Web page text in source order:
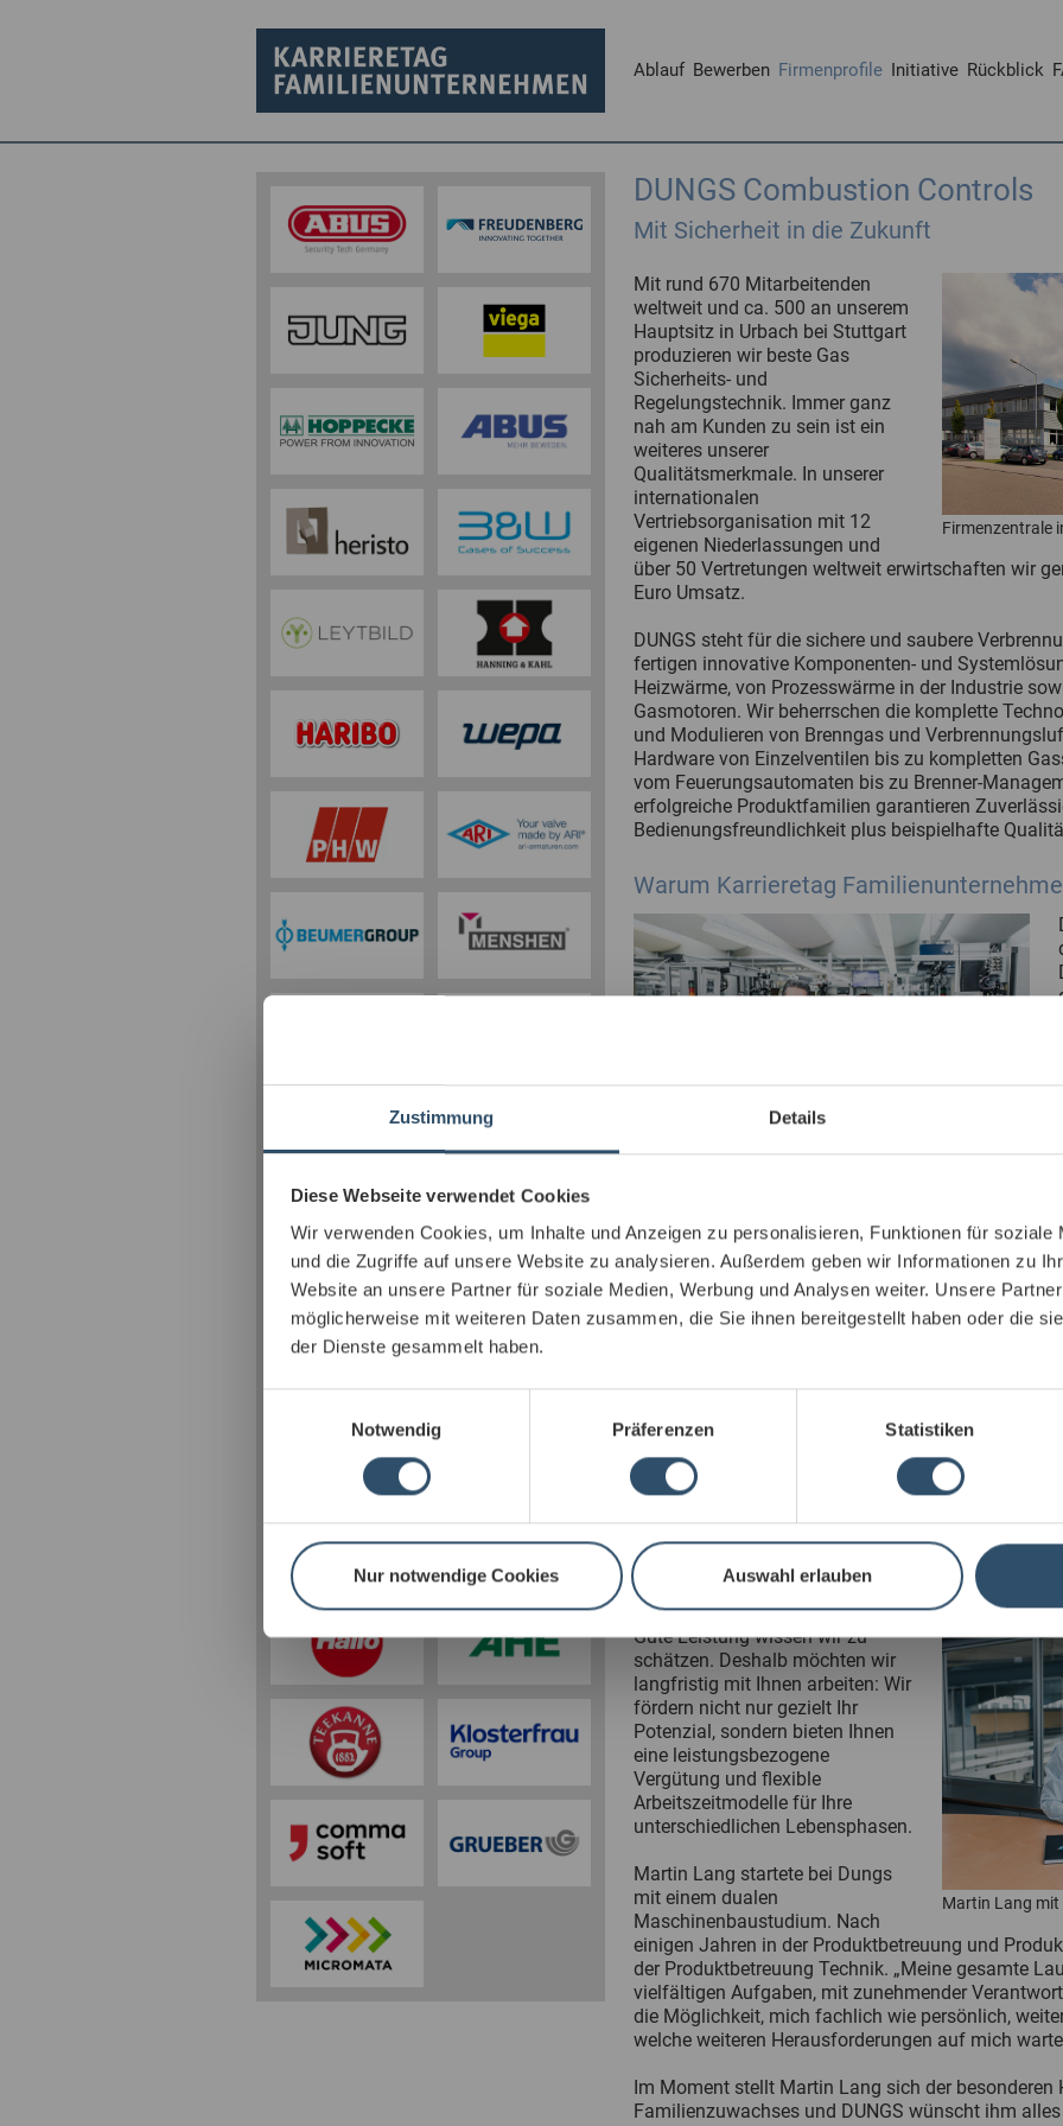
Zustimmung Details
Diese Webseite verwendet Cookies
Wir verwenden Cookies, um Inhalte und Anzeigen zu personalisieren, Funktionen für soziale
und die Zugriffe auf unsere Website zu analysieren. Außerdem geben wir Informationen zu
Website an unsere Partner für soziale Medien, Werbung und Analysen weiter. Unsere
möglicherweise mit weiteren Daten zusammen, die Sie ihnen bereitgestellt haben oder die
der Dienste gesammelt haben.
Notwendig
Präferenzen Statistiken
Nur notwendige Cookies Auswahl erlauben
Ablauf Bewerben Firmenprofile Initiative Rückblick
DUNGS Combustion Controls
Mit Sicherheit in die Zukunft
Firmenzentrale
Mit rund 670 Mitarbeitenden
weltweit und ca. 500 an unserem
Hauptsitz in Urbach bei Stuttgart
produzieren wir beste Gas
Sicherheits- und
Regelungstechnik. Immer ganz
nah am Kunden zu sein ist ein
weiteres unserer
Qualitätsmerkmale. In unserer
internationalen
Vertriebsorganisation mit 12
eigenen Niederlassungen und
über 50 Vertretungen weltweit erwirtschaften wir
Euro Umsatz.
DUNGS steht für die sichere und saubere
fertigen innovative Komponenten- und
Heizwärme, von Prozesswärme in der Industrie
Gasmotoren. Wir beherrschen die komplette
und Modulieren von Brenngas und
Hardware von Einzelventilen bis zu kompletten
vom Feuerungsautomaten bis zu Brenner-
erfolgreiche Produktfamilien garantieren
Bedienungsfreundlichkeit plus beispielhafte
Warum Karrieretag
jeher stark.“
​​​​​​​
Daniel Dungs ergänzt: „Auf dem Karrieretag
unsere Firmenkultur für die Besucher erlebbar
schätzen bei uns vor allem das familiäre und
Kreativität und Offenheit das Unternehmen
​​​​​​​Wir freuen uns darauf, mit den Besuchern des
Gespräche führen zu können. Bei DUNGS bieten
gemeinsame Wege in die Zukunft.
Karriere bei DUNGS
Martin Lang mit
Gute Leistung wissen wir zu
schätzen. Deshalb möchten wir
langfristig mit Ihnen arbeiten: Wir
fördern nicht nur gezielt Ihr
Potenzial, sondern bieten Ihnen
eine leistungsbezogene
Vergütung und flexible
Arbeitszeitmodelle für Ihre
unterschiedlichen Lebensphasen.
Martin Lang startete bei Dungs
mit einem dualen
Maschinenbaustudium. Nach
einigen Jahren in der Produktbetreuung und
der Produktbetreuung Technik. „Meine gesamte
vielfältigen Aufgaben, mit zunehmender
die Möglichkeit, mich fachlich wie persönlich,
welche weiteren Herausforderungen auf mich
Im Moment stellt Martin Lang sich der besonderen
Familienzuwachses und DUNGS wünscht ihm